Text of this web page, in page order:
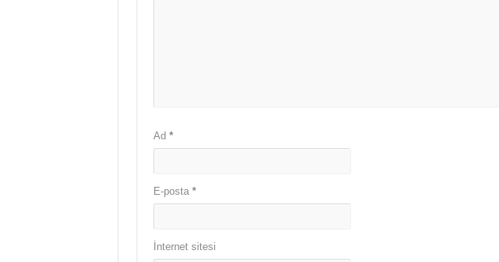
Ad *
E-posta *
İnternet sitesi